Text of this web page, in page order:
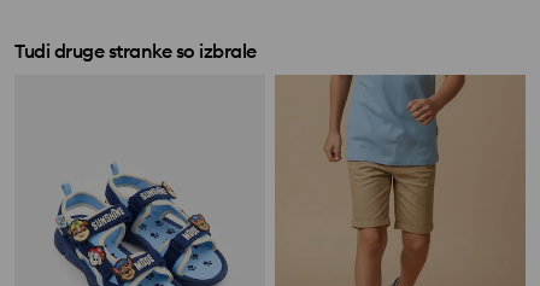
Tudi druge stranke so izbrale